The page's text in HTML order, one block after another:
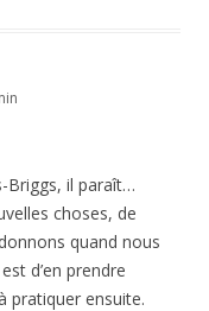
Briggs, il paraît…
choses, de
quand nous
d’en prendre
pratiquer ensuite.